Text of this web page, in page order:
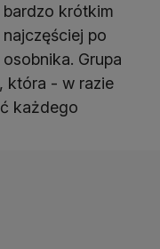
krótkim
po
Grupa
która - w razie
każdego